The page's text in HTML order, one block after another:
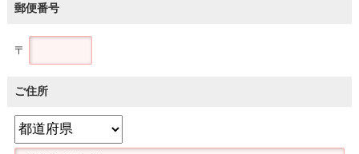
郵便番号
〒
ご住所